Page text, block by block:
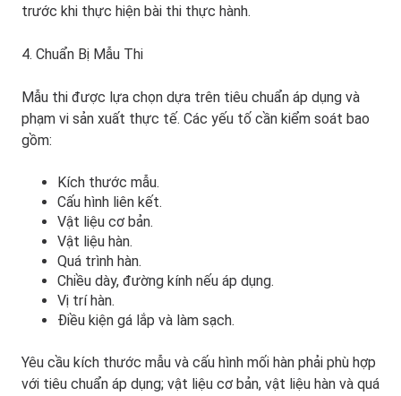
trước khi thực hiện bài thi thực hành.
4. Chuẩn Bị Mẫu Thi
Mẫu thi được lựa chọn dựa trên tiêu chuẩn áp dụng và
phạm vi sản xuất thực tế. Các yếu tố cần kiểm soát bao
gồm:
Kích thước mẫu.
Cấu hình liên kết.
Vật liệu cơ bản.
Vật liệu hàn.
Quá trình hàn.
Chiều dày, đường kính nếu áp dụng.
Vị trí hàn.
Điều kiện gá lắp và làm sạch.
Yêu cầu kích thước mẫu và cấu hình mối hàn phải phù hợp
với tiêu chuẩn áp dụng; vật liệu cơ bản, vật liệu hàn và quá